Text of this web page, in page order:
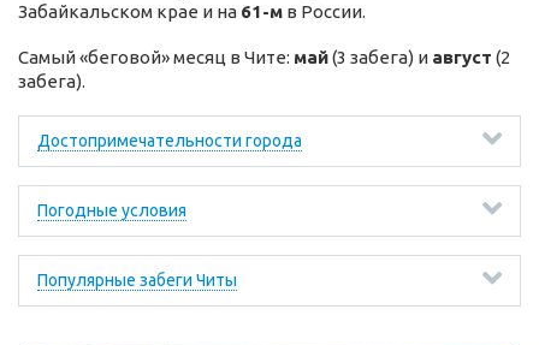
Забайкальском крае и на 61-м в России.
Самый «беговой» месяц в Чите: май(3 забега) и август (2
забега).
Достопримечательности города
Погодные условия
Популярные забеги Читы